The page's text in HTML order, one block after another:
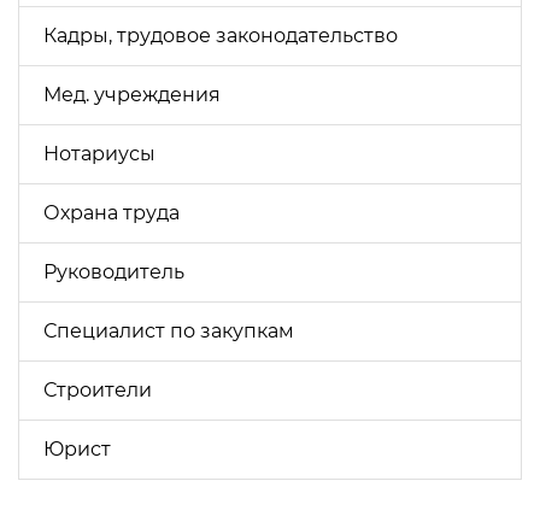
Кадры, трудовое законодательство
Мед. учреждения
Нотариусы
Охрана труда
Руководитель
Специалист по закупкам
Строители
Юрист